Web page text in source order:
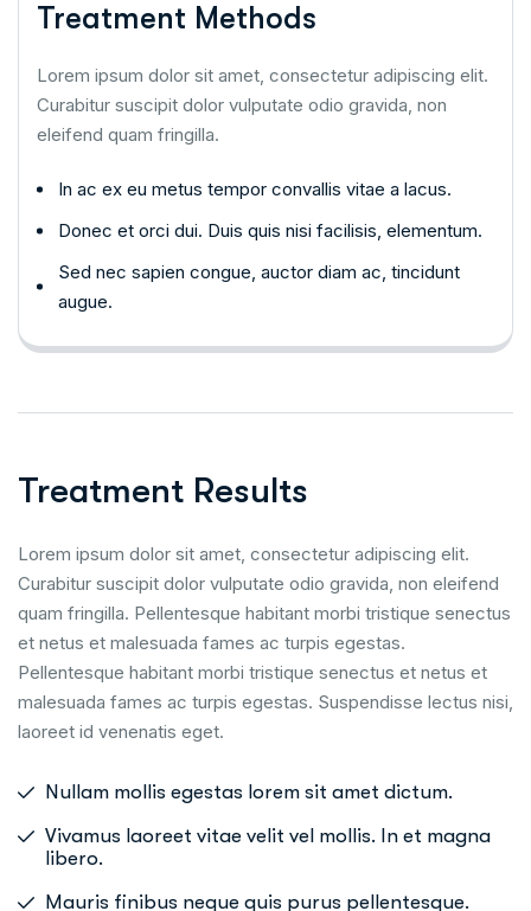
Treatment Methods
Lorem ipsum dolor sit amet, consectetur adipiscing elit.
Curabitur suscipit dolor vulputate odio gravida, non
eleifend quam fringilla.
In ac ex eu metus tempor convallis vitae a lacus.
Donec et orci dui. Duis quis nisi facilisis, elementum.
Sed nec sapien congue, auctor diam ac, tincidunt
augue.
Treatment Results
Lorem ipsum dolor sit amet, consectetur adipiscing elit.
Curabitur suscipit dolor vulputate odio gravida, non eleifend
quam fringilla. Pellentesque habitant morbi tristique senectus
et netus et malesuada fames ac turpis egestas.
Pellentesque habitant morbi tristique senectus et netus et
malesuada fames ac turpis egestas. Suspendisse lectus nisi,
laoreet id venenatis eget.
Nullam mollis egestas lorem sit amet dictum.
Vivamus laoreet vitae velit vel mollis. In et magna
libero.
Mauris finibus neque quis purus pellentesque.